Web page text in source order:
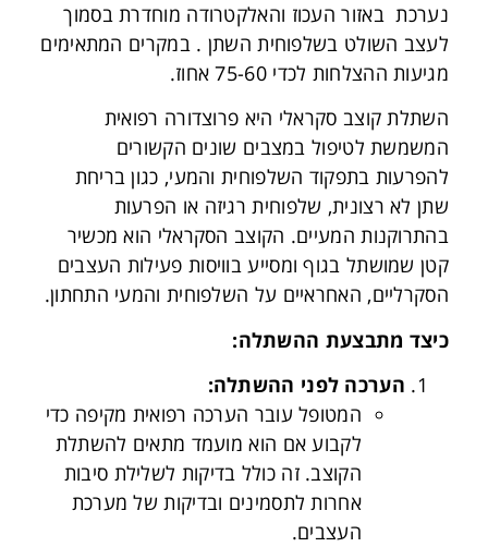
נערכת באזור העכוז והאלקטרודה מוחדרת בסמוך
לעצב השולט בשלפוחית השתן . במקרים המתאימים
מגיעות ההצלחות לכדי 75-60 אחוז.
השתלת קוצב סקראלי היא פרוצדורה רפואית
המשמשת לטיפול במצבים שונים הקשורים
להפרעות בתפקוד השלפוחית והמעי, כגון בריחת
שתן לא רצונית, שלפוחית רגיזה או הפרעות
בהתרוקנות המעיים. הקוצב הסקראלי הוא מכשיר
קטן שמושתל בגוף ומסייע בוויסות פעילות העצבים
הסקרליים, האחראיים על השלפוחית והמעי התחתון.
כיצד מתבצעת ההשתלה:
הערכה לפני ההשתלה:
המטופל עובר הערכה רפואית מקיפה כדי
לקבוע אם הוא מועמד מתאים להשתלת
הקוצב. זה כולל בדיקות לשלילת סיבות
אחרות לתסמינים ובדיקות של מערכת
העצבים.